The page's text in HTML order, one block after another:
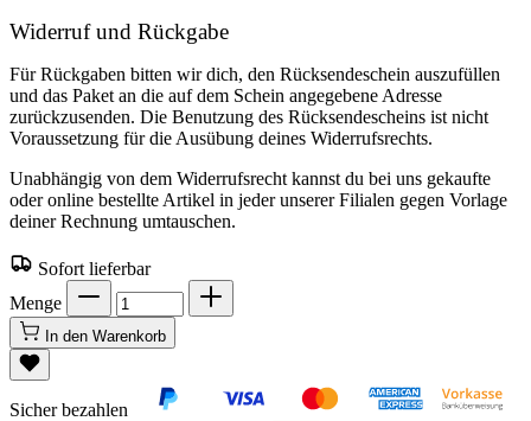
Widerruf und Rückgabe
Für Rückgaben bitten wir dich, den Rücksendeschein auszufüllen
und das Paket an die auf dem Schein angegebene Adresse
zurückzusenden. Die Benutzung des Rücksendescheins ist nicht
Voraussetzung für die Ausübung deines Widerrufsrechts.
Unabhängig von dem Widerrufsrecht kannst du bei uns gekaufte
oder online bestellte Artikel in jeder unserer Filialen gegen Vorlage
deiner Rechnung umtauschen.
Sofort lieferbar
Menge
In den Warenkorb
Sicher bezahlen